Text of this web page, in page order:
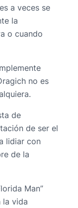
a veces se
la
o cuando
no es
de
de ser el
lidiar con
de la
Man”
la vida